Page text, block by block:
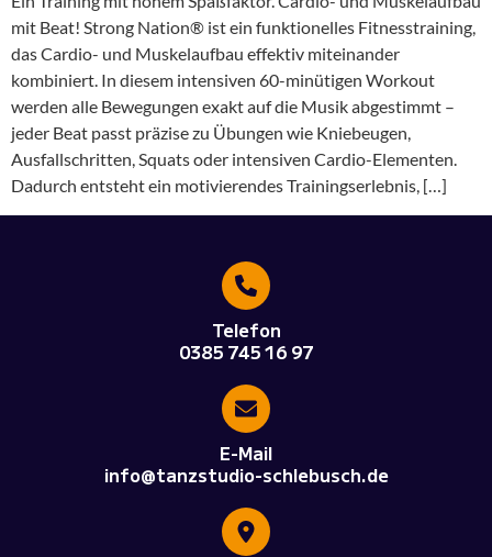
mit Beat! Strong Nation® ist ein funktionelles Fitnesstraining,
das Cardio- und Muskelaufbau effektiv miteinander
kombiniert. In diesem intensiven 60-minütigen Workout
werden alle Bewegungen exakt auf die Musik abgestimmt –
jeder Beat passt präzise zu Übungen wie Kniebeugen,
Ausfallschritten, Squats oder intensiven Cardio-Elementen.
Dadurch entsteht ein motivierendes Trainingserlebnis, […]
Telefon
0385 745 16 97
E-Mail
info@tanzstudio-schlebusch.de